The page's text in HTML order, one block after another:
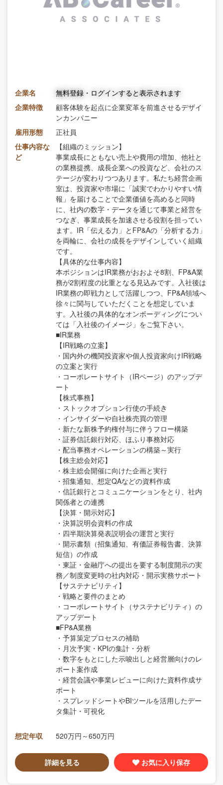
企業名
無料登録・ログインすると表示されます
企業特徴
顧客体験を起点に企業変革を前進させるデザイ
ンカンパニー
雇用形態
正社員
仕事内容な
ど
【組織のミッション】
事業成長にともない売上や費用の増加、他社と
の業務提携、成長企業への投資など、会社のス
テージが変わりつつあります。私たち経営企画
室は、投資家や市場に「誠実でわかりやすい情
報」を届けることで企業価値を高めると同時
に、社内の数字・データを通じて事業と経営を
つなぎ、事業成長を加速させる役割を担ってい
ます。IR「伝える力」とFP&Aの「分析する力」
を両輪に、会社の成長をデザインしていく組織
です。
【具体的な仕事内容】
本ポジションはIR業務がおおよそ8割、FP&A業
務が2割程度の比重となる見込みです。入社後は
IR業務の即戦力として活躍しつつ、FP&A領域へ
徐々に関与していただくことを想定していま
す。入社後の具体的なオンボーディングについ
ては「入社後のイメージ」をご覧下さい。
■IR業務
【IR戦略の立案】
・国内外の機関投資家や個人投資家向けIR戦略
の立案と実行
・コーポレートサイト（IRページ）のアップデ
ート
【株式事務】
・ストックオプション行使の手続き
・インサイダーや自社株売買の管理
・新たな新株予約権付与に伴うフロー構築
・証券信託銀行対応、ほふり事務対応
・配当事務オペレーションの構築～実行
【株主総会対応】
・株主総会開催に向けた企画と実行
・招集通知、想定QAなどの資料作成
・信託銀行とコミュニケーションをとり、社内
関係者との連携
【決算・開示対応】
・決算説明会資料の作成
・四半期決算発表説明会の運営と実行
・開示書類（招集通知、有価証券報告書、決算
短信）の作成
・東証・金融庁への提出を要する制度開示の実
務／制度変更時の社内対応・開示実務サポート
【サステナビリティ】
・戦略と要件のまとめ
・コーポレートサイト（サステナビリティ）の
アップデート
■FP&A業務
・予算策定プロセスの補助
・月次予実・KPIの集計・分析
・数字をもとにした示唆出しと経営層向けのレ
ポート案作成
・経営会議や事業レビューに向けた資料作成サ
ポート
・スプレッドシートやBIツールを活用したデー
タ集計・可視化
想定年収 520万円～650万円
詳細を見る お気に入り保存